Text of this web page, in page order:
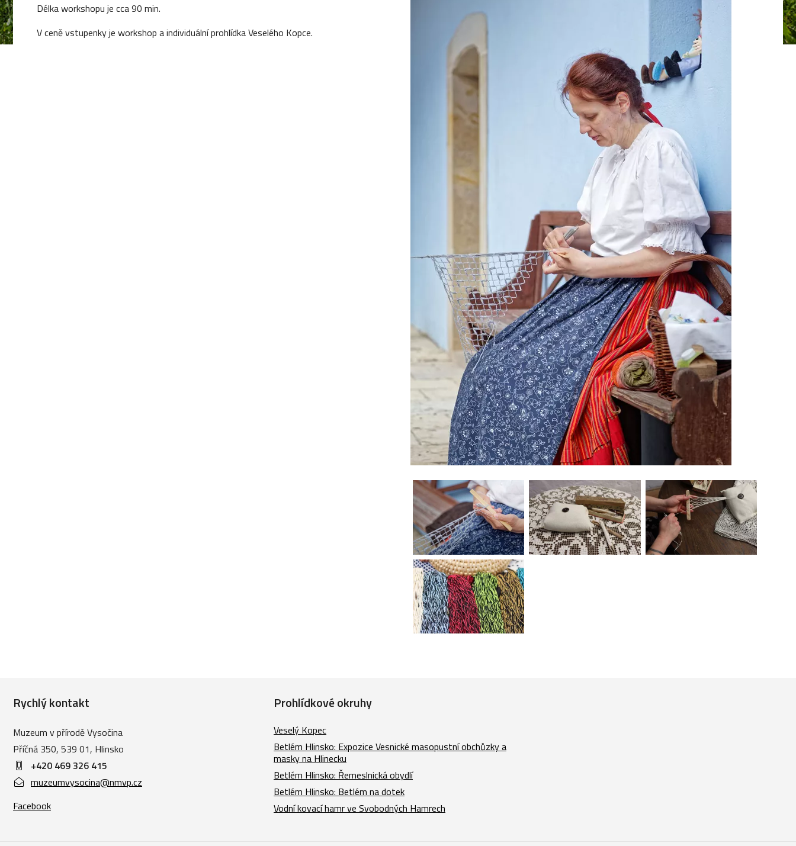
Délka workshopu je cca 90 min.
V ceně vstupenky je workshop a individuální prohlídka Veselého Kopce.
Rychlý kontakt
Muzeum v přírodě Vysočina
Příčná 350, 539 01, Hlinsko
+420 469 326 415
muzeumvysocina@nmvp.cz
Facebook
Prohlídkové okruhy
Veselý Kopec
Betlém Hlinsko: Expozice Vesnické masopustní obchůzky a
masky na Hlinecku
Betlém Hlinsko: Řemeslnická obydlí
Betlém Hlinsko: Betlém na dotek
Vodní kovací hamr ve Svobodných Hamrech